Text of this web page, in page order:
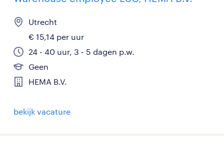
Utrecht
€ 15,14 per uur
24 - 40 uur, 3 - 5 dagen p.w.
Geen
HEMA B.V.
bekijk vacature